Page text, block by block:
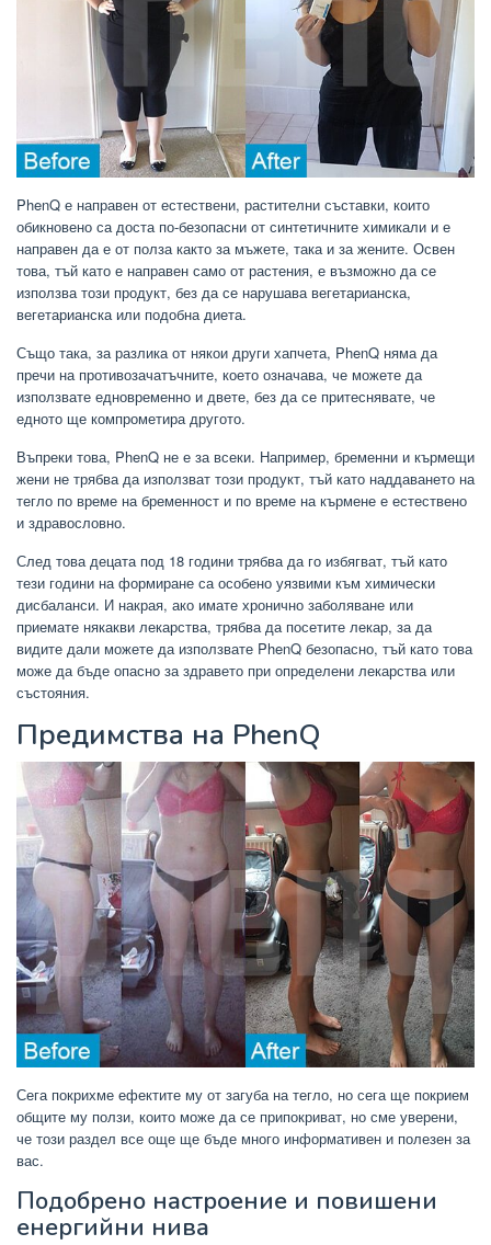
PhenQ е направен от естествени, растителни съставки, които
обикновено са доста по-безопасни от синтетичните химикали и е
направен да е от полза както за мъжете, така и за жените. Освен
това, тъй като е направен само от растения, е възможно да се
използва този продукт, без да се нарушава вегетарианска,
вегетарианска или подобна диета.
Също така, за разлика от някои други хапчета, PhenQ няма да
пречи на противозачатъчните, което означава, че можете да
използвате едновременно и двете, без да се притеснявате, че
едното ще компрометира другото.
Въпреки това, PhenQ не е за всеки. Например, бременни и кърмещи
жени не трябва да използват този продукт, тъй като наддаването на
тегло по време на бременност и по време на кърмене е естествено
и здравословно.
След това децата под 18 години трябва да го избягват, тъй като
тези години на формиране са особено уязвими към химически
дисбаланси. И накрая, ако имате хронично заболяване или
приемате някакви лекарства, трябва да посетите лекар, за да
видите дали можете да използвате PhenQ безопасно, тъй като това
може да бъде опасно за здравето при определени лекарства или
състояния.
Предимства на PhenQ
Сега покрихме ефектите му от загуба на тегло, но сега ще покрием
общите му ползи, които може да се припокриват, но сме уверени,
че този раздел все още ще бъде много информативен и полезен за
вас.
Подобрено настроение и повишени
енергийни нива